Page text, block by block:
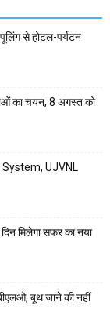
से होटल-पर्यटन
का चयन, 8 अगस्त को
System, UJVNL
मिलेगा सफर का नया
बूथ जाने की नहीं